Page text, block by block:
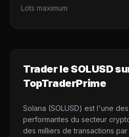
Lots maximum
Trader le SOLUSD
TopTraderPrime
Solana (SOLUSD) est l'une
performantes du secteur
des milliers de transactions